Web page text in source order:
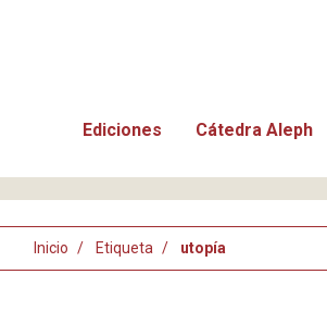
Ediciones Cátedra Aleph
Inicio Etiqueta utopía